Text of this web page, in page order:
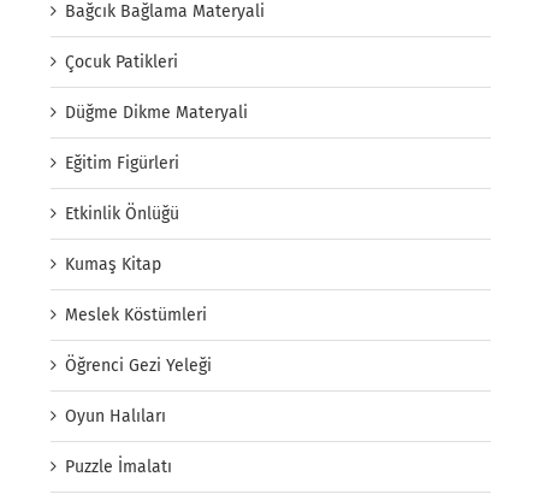
Bağcık Bağlama Materyali
Çocuk Patikleri
Düğme Dikme Materyali
Eğitim Figürleri
Etkinlik Önlüğü
Kumaş Kitap
Meslek Köstümleri
Öğrenci Gezi Yeleği
Oyun Halıları
Puzzle İmalatı